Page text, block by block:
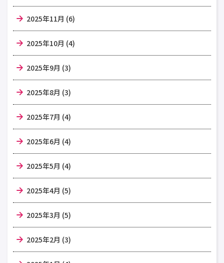
2025年11月 (6)
2025年10月 (4)
2025年9月 (3)
2025年8月 (3)
2025年7月 (4)
2025年6月 (4)
2025年5月 (4)
2025年4月 (5)
2025年3月 (5)
2025年2月 (3)